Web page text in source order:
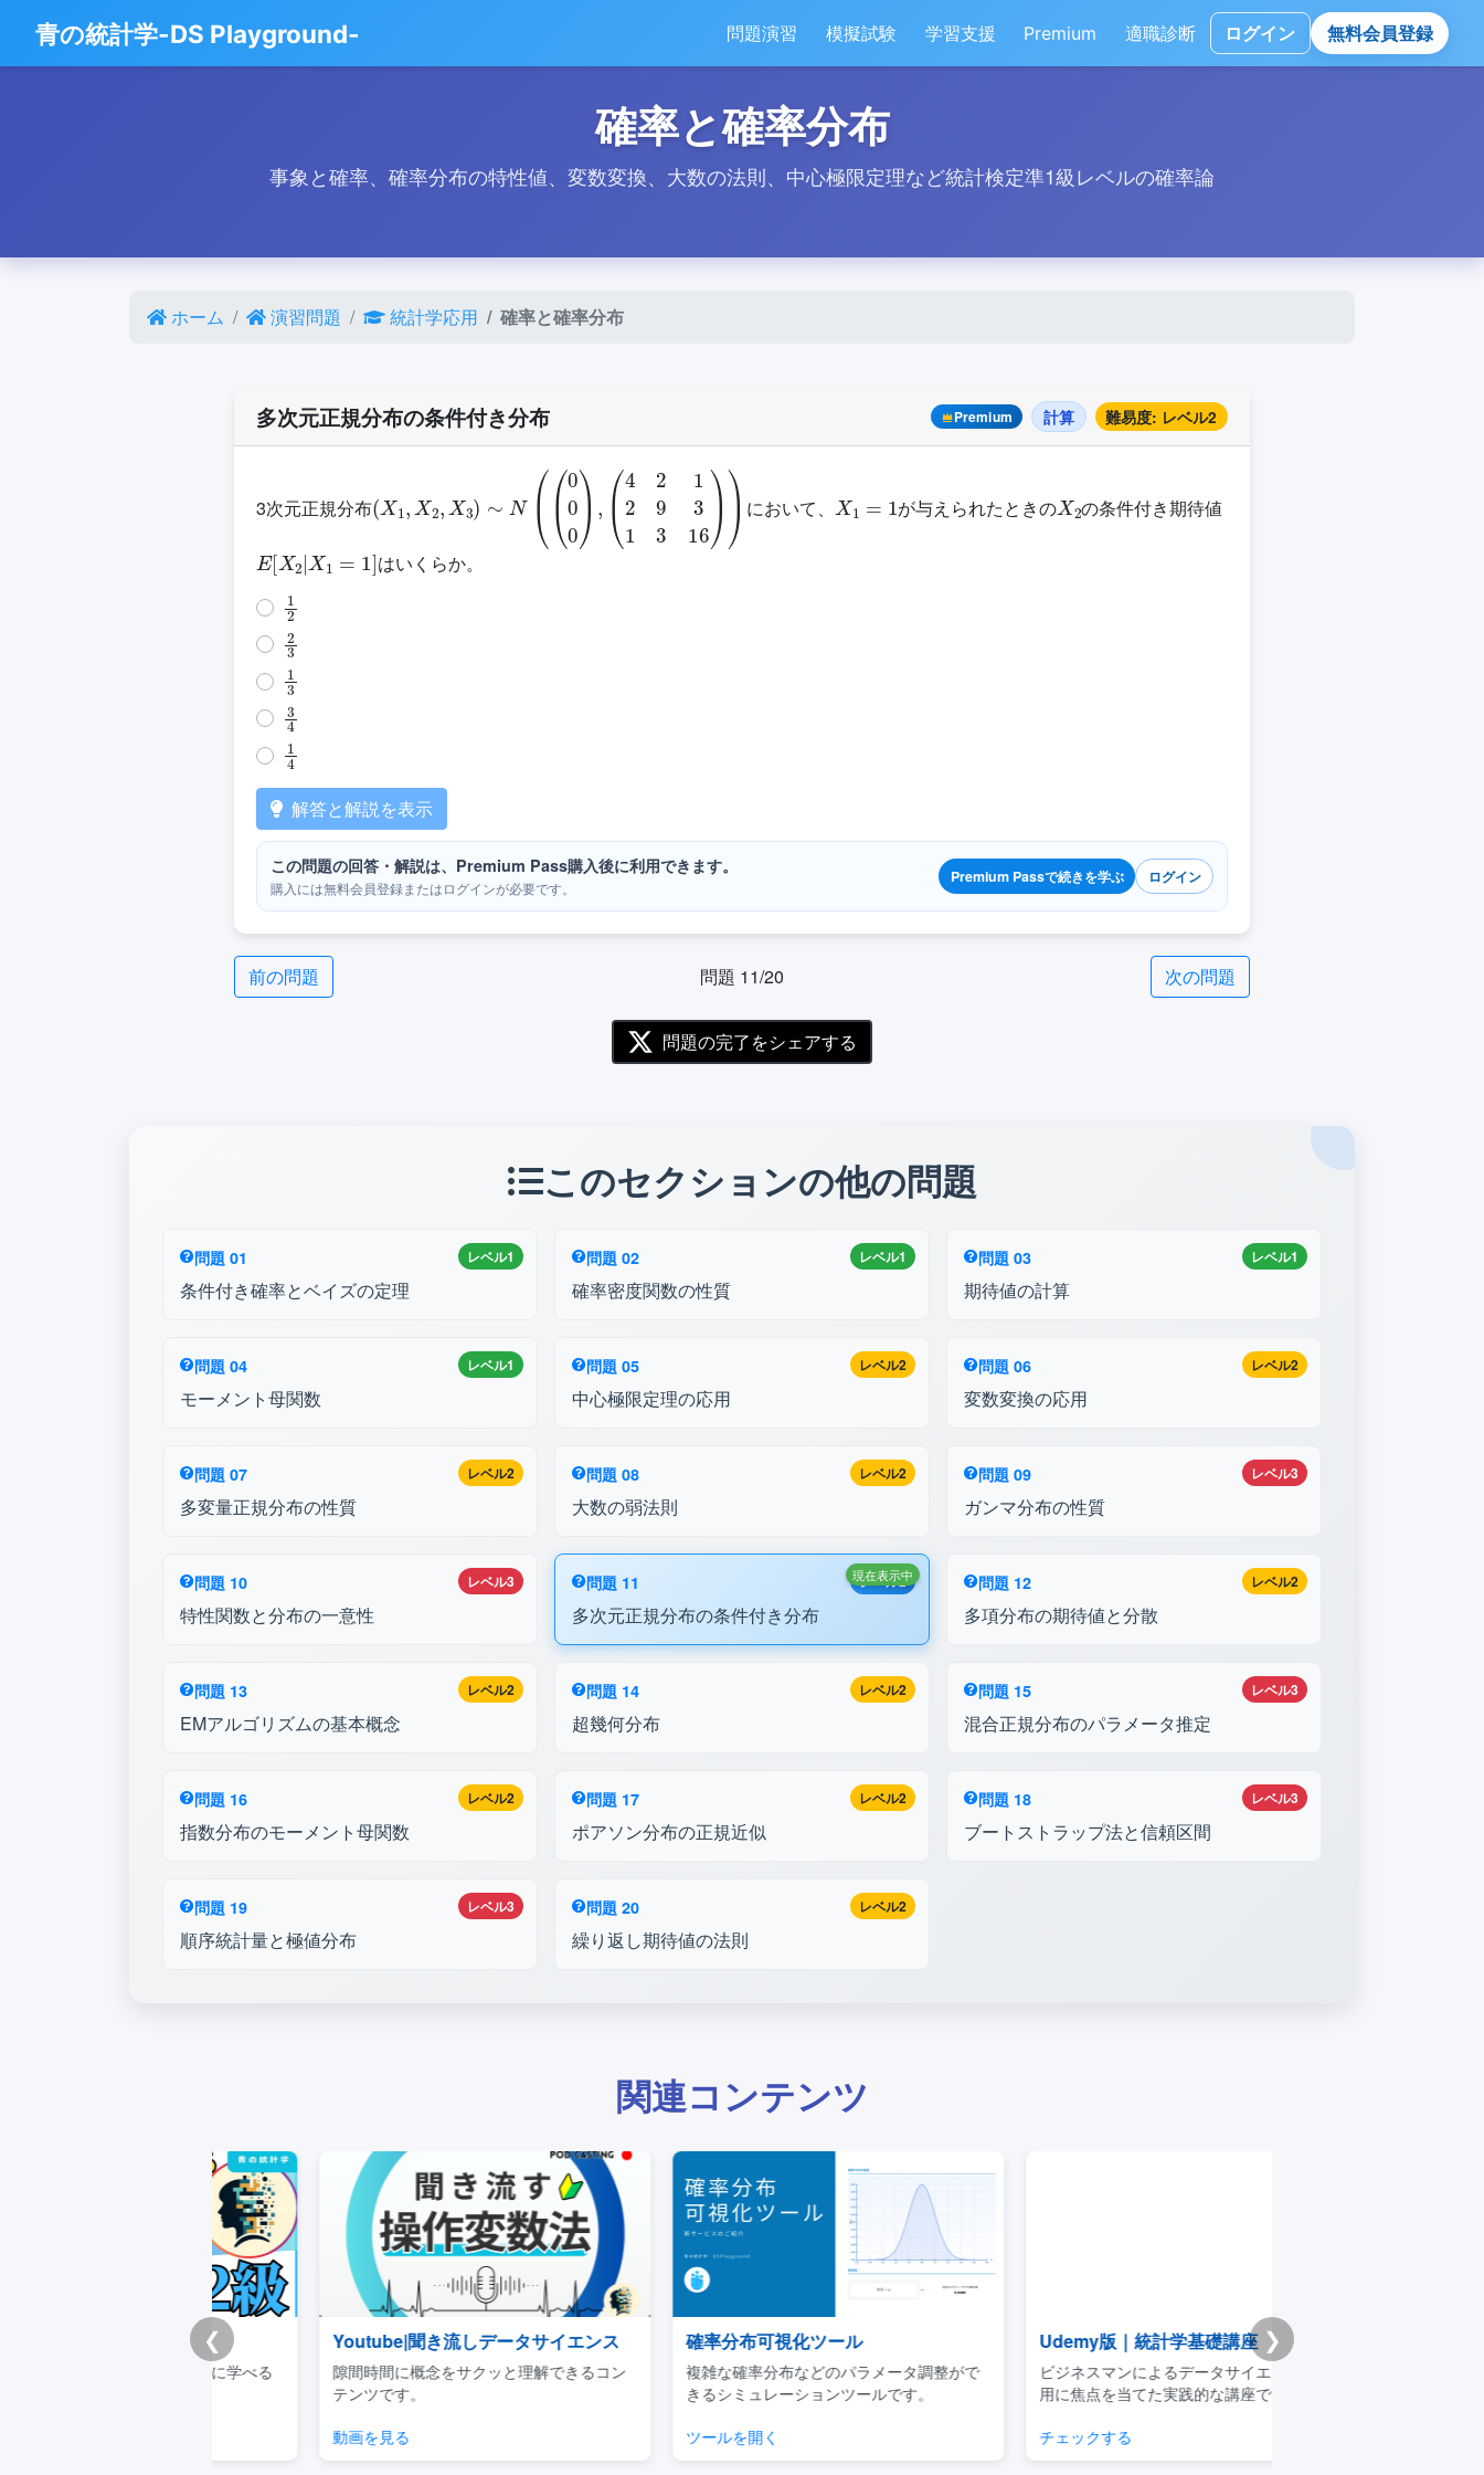
青の統計学-DS Playground- 問題演習 模擬試験 学習支援 Premium 適職診断 ログイン 無料会員登録
確率と確率分布
事象と確率、確率分布の特性値、変数変換、大数の法則、中心極限定理など統計検定準1級レベルの確率論
ホーム 演習問題 統計学応用 確率と確率分布
多次元正規分布の条件付き分布 Premium 計算 難易度: レベル2
3次元正規分布
) 0 0),(42 129 13 16)
において、 が与えられたときの の条件付き期待値
はいくらか。
1
2
1
3
1
解答と解説を表示
この問題の回答・解説は、Premium Pass購入後に利用できます。
購入には無料会員登録またはログインが必要です。
Premium Passで続きを学ぶ ログイン
前の問題 問題 11/20 次の問題
問題の完了をシェアする
このセクションの他の問題
レベル1
問題 01
条件付き確率とベイズの定理
レベル1
問題 02
確率密度関数の性質
レベル1
問題 03
期待値の計算
レベル1
問題 04
モーメント母関数
レベル2
問題 05
中心極限定理の応用
レベル2
問題 06
変数変換の応用
レベル2
問題 07
多変量正規分布の性質
レベル2
問題 08
大数の弱法則
レベル3
問題 09
ガンマ分布の性質
レベル3
問題 10
特性関数と分布の一意性
レベル2
問題 11
多次元正規分布の条件付き分布
現在表示中 レベル2
問題 12
多項分布の期待値と分散
レベル2
問題 13
EMアルゴリズムの基本概念
レベル2
問題 14
超幾何分布
レベル3
問題 15
混合正規分布のパラメータ推定
レベル2
問題 16
指数分布のモーメント母関数
レベル2
問題 17
ポアソン分布の正規近似
レベル3
問題 18
ブートストラップ法と信頼区間
レベル3
問題 19
順序統計量と極値分布
レベル2
問題 20
繰り返し期待値の法則
関連コンテンツ
❮ ❯
Youtube|聞き流しデータサイエンス
隙間時間に概念をサクッと理解できるコン
確率分布可視化ツール
複雑な確率分布などのパラメータ調整がで
きるシミュレーションツールです。
Udemy版｜統計学基礎講座
ビジネスマンによるデータサイエンスの利
用に焦点を当てた実践的な講座です